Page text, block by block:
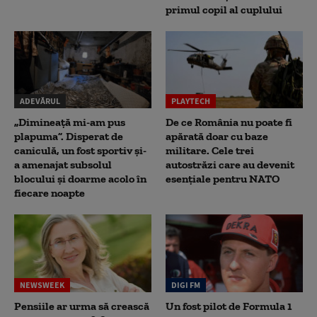
primul copil al cuplului
ADEVĂRUL
„Dimineață mi-am pus
plapuma”. Disperat de
caniculă, un fost sportiv și-
a amenajat subsolul
blocului și doarme acolo în
fiecare noapte
PLAYTECH
De ce România nu poate fi
apărată doar cu baze
militare. Cele trei
autostrăzi care au devenit
esențiale pentru NATO
NEWSWEEK
Pensiile ar urma să crească
DIGI FM
Un fost pilot de Formula 1